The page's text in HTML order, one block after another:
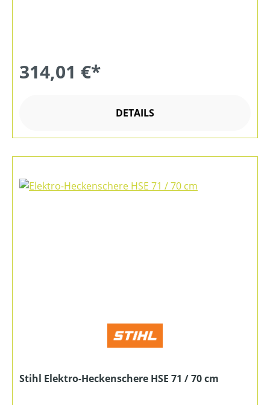
314,01 €*
DETAILS
Stihl Elektro-Heckenschere HSE 71 / 70 cm